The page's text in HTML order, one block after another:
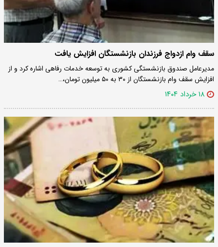
سقف وام ازدواج فرزندان بازنشستگان افزایش یافت
مدیرعامل صندوق بازنشستگی کشوری به توسعه خدمات رفاهی اشاره کرد و از
افزایش سقف وام بازنشستگان از ۳۰ به ۵۰ میلیون تومان،…
۱۸ خرداد ۱۴۰۴